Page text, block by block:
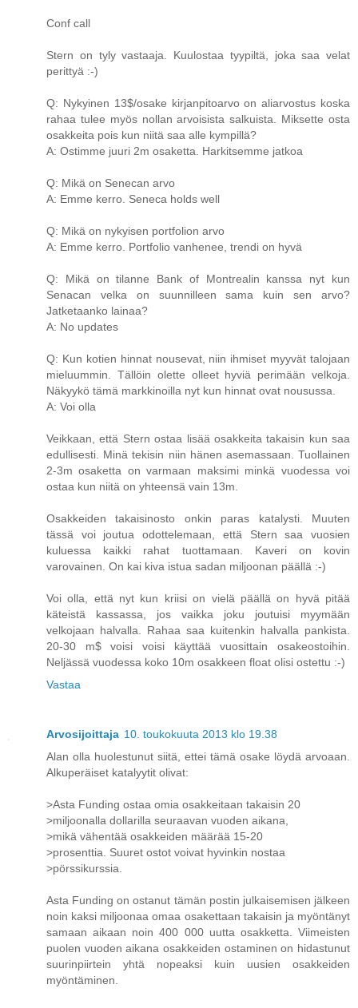
Conf call
Stern on tyly vastaaja. Kuulostaa tyypiltä, joka saa velat
perittyä :-)
Q: Nykyinen 13$/osake kirjanpitoarvo on aliarvostus koska
rahaa tulee myös nollan arvoisista salkuista. Miksette osta
osakkeita pois kun niitä saa alle kympillä?
A: Ostimme juuri 2m osaketta. Harkitsemme jatkoa
Q: Mikä on Senecan arvo
A: Emme kerro. Seneca holds well
Q: Mikä on nykyisen portfolion arvo
A: Emme kerro. Portfolio vanhenee, trendi on hyvä
Q: Mikä on tilanne Bank of Montrealin kanssa nyt kun
Senacan velka on suunnilleen sama kuin sen arvo?
Jatketaanko lainaa?
A: No updates
Q: Kun kotien hinnat nousevat, niin ihmiset myyvät talojaan
mieluummin. Tällöin olette olleet hyviä perimään velkoja.
Näkyykö tämä markkinoilla nyt kun hinnat ovat nousussa.
A: Voi olla
Veikkaan, että Stern ostaa lisää osakkeita takaisin kun saa
edullisesti. Minä tekisin niin hänen asemassaan. Tuollainen
2-3m osaketta on varmaan maksimi minkä vuodessa voi
ostaa kun niitä on yhteensä vain 13m.
Osakkeiden takaisinosto onkin paras katalysti. Muuten
tässä voi joutua odottelemaan, että Stern saa vuosien
kuluessa kaikki rahat tuottamaan. Kaveri on kovin
varovainen. On kai kiva istua sadan miljoonan päällä :-)
Voi olla, että nyt kun kriisi on vielä päällä on hyvä pitää
käteistä kassassa, jos vaikka joku joutuisi myymään
velkojaan halvalla. Rahaa saa kuitenkin halvalla pankista.
20-30 m$ voisi voisi käyttää vuosittain osakeostoihin.
Neljässä vuodessa koko 10m osakkeen float olisi ostettu :-)
Vastaa
Arvosijoittaja 10. toukokuuta 2013 klo 19.38
Alan olla huolestunut siitä, ettei tämä osake löydä arvoaan.
Alkuperäiset katalyytit olivat:
>Asta Funding ostaa omia osakkeitaan takaisin 20
>miljoonalla dollarilla seuraavan vuoden aikana,
>mikä vähentää osakkeiden määrää 15-20
>prosenttia. Suuret ostot voivat hyvinkin nostaa
>pörssikurssia.
Asta Funding on ostanut tämän postin julkaisemisen jälkeen
noin kaksi miljoonaa omaa osakettaan takaisin ja myöntänyt
samaan aikaan noin 400 000 uutta osakketta. Viimeisten
puolen vuoden aikana osakkeiden ostaminen on hidastunut
suurinpiirtein yhtä nopeaksi kuin uusien osakkeiden
myöntäminen.